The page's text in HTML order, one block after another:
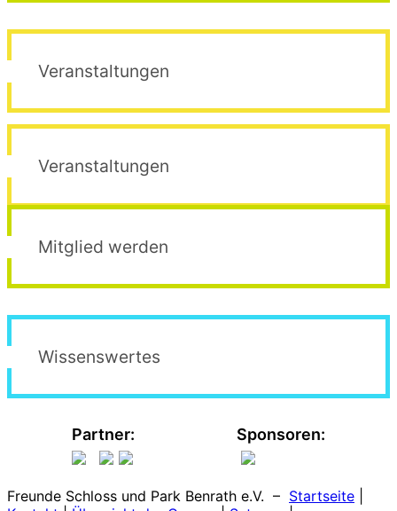
Veranstaltungen
Veranstaltungen
Mitglied werden
Wissenswertes
Partner: Sponsoren:
Freunde Schloss und Park Benrath e.V. – Startseite